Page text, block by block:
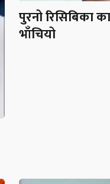
पुरनो रिसिबिका
भाँचियो